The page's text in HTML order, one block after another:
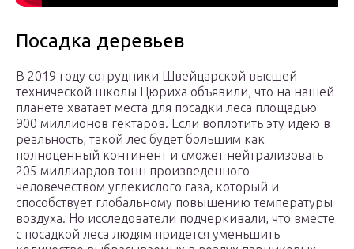
Посадка деревьев
В 2019 году сотрудники Швейцарской высшей
технической школы Цюриха объявили, что на нашей
планете хватает места для посадки леса площадью
900 миллионов гектаров. Если воплотить эту идею в
реальность, такой лес будет большим как
полноценный континент и сможет нейтрализовать
205 миллиардов тонн произведенного
человечеством углекислого газа, который и
способствует глобальному повышению температуры
воздуха. Но исследователи подчеркивали, что вместе
с посадкой леса людям придется уменьшить